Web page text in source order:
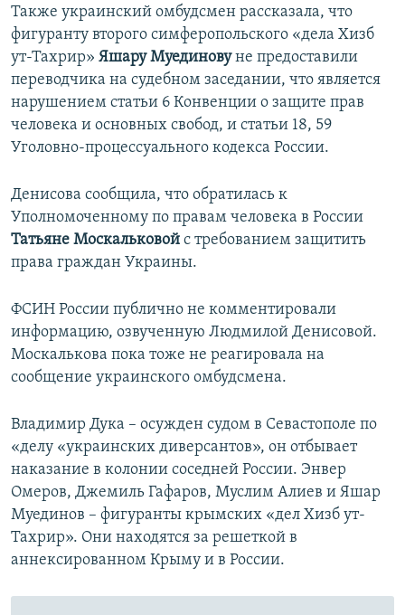
Также украинский омбудсмен рассказала, что
фигуранту второго симферопольского «дела Хизб
ут-Тахрир» Яшару Муединовуне предоставили
переводчика на судебном заседании, что является
нарушением статьи 6 Конвенции о защите прав
человека и основных свобод, и статьи 18, 59
Уголовно-процессуального кодекса России.
Денисова сообщила, что обратилась к
Уполномоченному по правам человека в России
Татьяне Москальковой с требованием защитить
права граждан Украины.
ФСИН России публично не комментировали
информацию, озвученную Людмилой Денисовой.
Москалькова пока тоже не реагировала на
сообщение украинского омбудсмена.
Владимир Дука – осужден судом в Севастополе по
«делу «украинских диверсантов», он отбывает
наказание в колонии соседней России. Энвер
Омеров, Джемиль Гафаров, Муслим Алиев и Яшар
Муединов – фигуранты крымских «дел Хизб ут-
Тахрир». Они находятся за решеткой в
аннексированном Крыму и в России.